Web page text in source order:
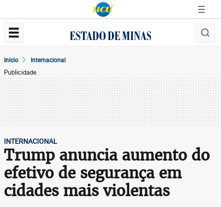
Início Internacional
Publicidade
INTERNACIONAL
Trump anuncia aumento do
efetivo de segurança em
cidades mais violentas